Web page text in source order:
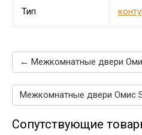
Тип
Сопутствующие